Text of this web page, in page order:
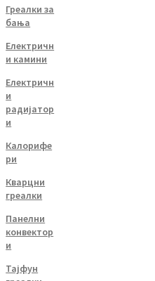
Греалки за
бања
Електричн
и камини
Електричн
и
радијатор
и
Калорифе
ри
Кварцни
греалки
Панелни
конвектор
и
Тајфун